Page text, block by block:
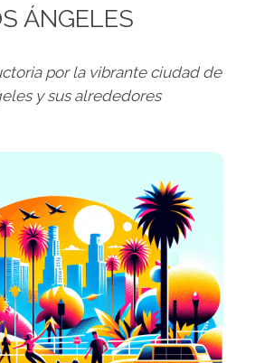
ÁNGELES
por la vibrante ciudad de
y sus alrededores